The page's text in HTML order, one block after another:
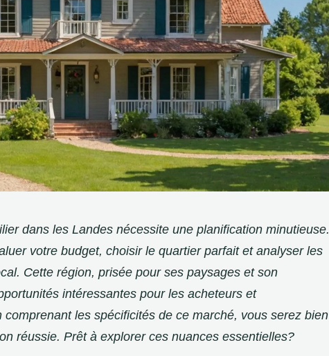
dans les Landes nécessite une planification minutieuse.
votre budget, choisir le quartier parfait et analyser les
Cette région, prisée pour ses paysages et son
intéressantes pour les acheteurs et
comprenant les spécificités de ce marché, vous serez bien
réussie. Prêt à explorer ces nuances essentielles?